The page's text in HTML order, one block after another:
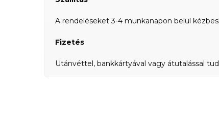
A rendeléseket 3-4 munkanapon belül
Fizetés
Utánvéttel, bankkártyával vagy átutalással